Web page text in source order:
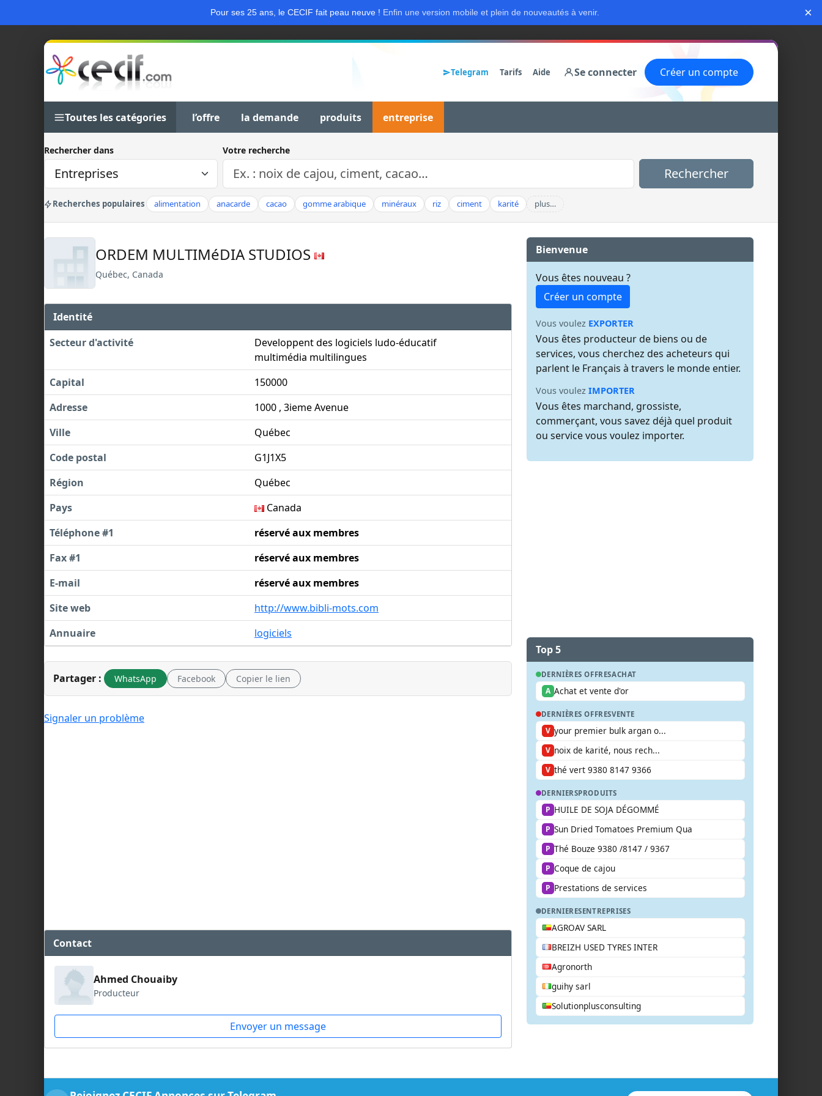
Pour ses 25 ans, le CECIF fait peau neuve ! Enfin une version mobile et plein de nouveautés à venir. ×
Telegram Tarifs Aide Se connecter Créer un compte
Toutes les catégories l’offre la demande produits entreprise
Rechercher dans Votre recherche
Rechercher
Recherches populaires alimentation anacarde cacao gomme arabique minéraux riz ciment karité plus…
ORDEM MULTIMéDIA STUDIOS
Québec, Canada
Identité
Secteur d'activité
Developpent des logiciels ludo-éducatif
multimédia multilingues
Capital
150000
Adresse
1000 , 3ieme Avenue
Ville
Québec
Code postal
G1J1X5
Région
Québec
Pays
Canada
Téléphone #1
réservé aux membres
Fax #1
réservé aux membres
E-mail
réservé aux membres
Site web
http://www.bibli-mots.com
Annuaire
logiciels
Partager : WhatsApp Facebook Copier le lien
Signaler un problème
Contact
Ahmed Chouaiby
Producteur
Envoyer un message
Bienvenue
Vous êtes nouveau ?
Créer un compte
Vous voulez EXPORTER
Vous êtes producteur de biens ou de
services, vous cherchez des acheteurs qui
parlent le Français à travers le monde entier.
Vous voulez IMPORTER
Vous êtes marchand, grossiste,
commerçant, vous savez déjà quel produit
ou service vous voulez importer.
Top 5
DERNIÈRES OFFRESACHAT
A Achat et vente d'or
DERNIÈRES OFFRESVENTE
V your premier bulk argan o...
V noix de karité, nous rech...
V thé vert 9380 8147 9366
DERNIERSPRODUITS
P HUILE DE SOJA DÉGOMMÉ
P Sun Dried Tomatoes Premium Qua
P Thé Bouze 9380 /8147 / 9367
P Coque de cajou
P Prestations de services
DERNIERESENTREPRISES
AGROAV SARL
BREIZH USED TYRES INTER
Agronorth
guihy sarl
Solutionplusconsulting